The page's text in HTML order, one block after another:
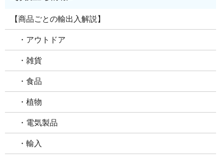
【商品ごとの輸出入解説】
・アウトドア
・雑貨
・食品
・植物
・電気製品
・輸入